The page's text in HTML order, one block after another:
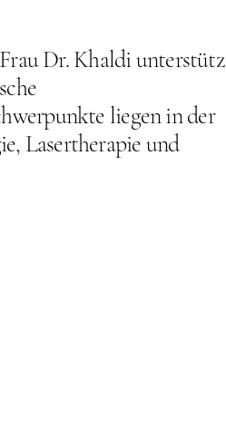
Dr. Khaldi
liegen in der
Lasertherapie und